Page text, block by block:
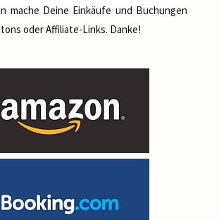
mache Deine Einkäufe und Buchungen
oder Affiliate-Links. Danke!